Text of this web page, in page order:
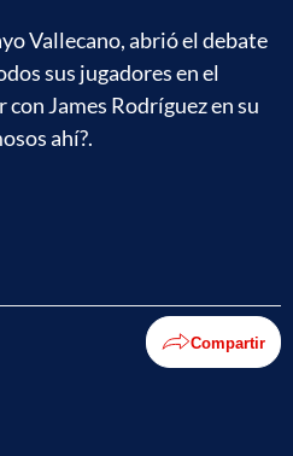
Vallecano, abrió el debate
sus jugadores en el
James Rodríguez en su
ahí?.
Compartir